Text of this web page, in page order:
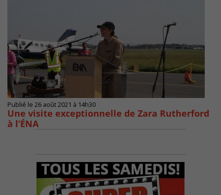
Publié le 26 août 2021 à 14h30
Une visite exceptionnelle de Zara Rutherford
à l’ÉNA